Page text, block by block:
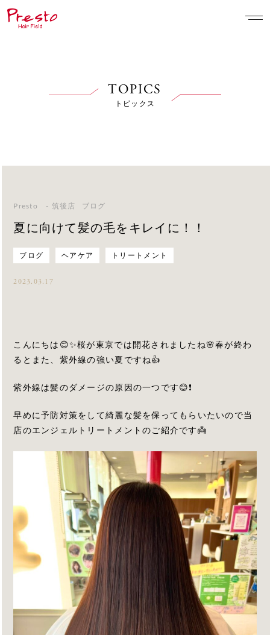
TOPICS
トピックス
Presto - 筑後店 ブログ
夏に向けて髪の毛をキレイに！！
ブログ ヘアケア トリートメント
2023.03.17
こんにちは😊✨桜が東京では開花されましたね🌸春が終わ
るとまた、紫外線の強い夏ですね👍
紫外線は髪のダメージの原因の一つです😊❗️
早めに予防対策をして綺麗な髪を保ってもらいたいので当
店のエンジェルトリートメントのご紹介です👼